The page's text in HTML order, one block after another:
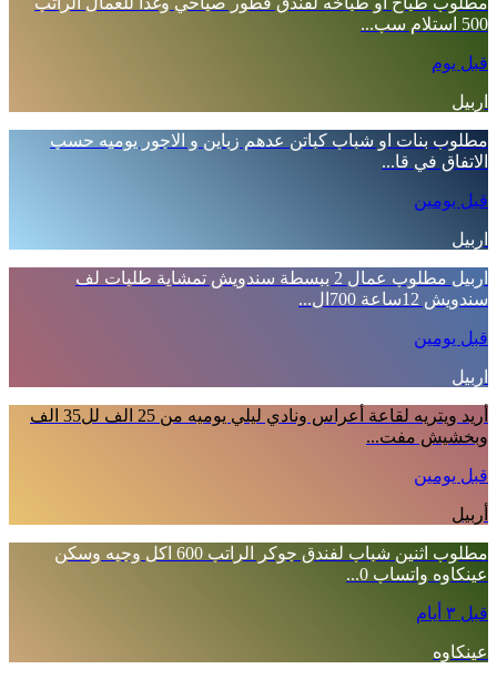
500 استلام سب...
قبل يوم
اربيل
مطلوب بنات او شباب كباتن عدهم زباين و الاجور يوميه حسب
الاتفاق في قا...
قبل يومين
اربيل
اربيل مطلوب عمال 2 ببسطة سندويش تمشاية طلبات لف
سندويش 12ساعة 700ال...
قبل يومين
اربيل
أريد ويتريه لقاعة أعراس ونادي ليلي يوميه من 25 الف لل35 الف
وبخشيش مفت...
قبل يومين
أربيل
مطلوب اثنين شباب لفندق جوكر الراتب 600 اكل وجبه وسكن
عينكاوه واتساب 0...
قبل ٣ أيام
عينكاوه